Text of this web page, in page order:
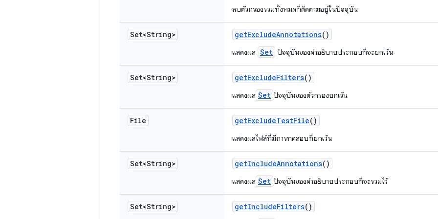
ลบตัวกรองรวมทั้งหมดที่ติดตามอยู่ในปัจจุบัน
Set<String> getExcludeAnnotations()
แสดงผล Set ปัจจุบันของคำอธิบายประกอบที่จะยกเว้น
Set<String> getExcludeFilters()
แสดงผล Set ปัจจุบันของตัวกรองยกเว้น
File getExcludeTestFile()
แสดงผลไฟล์ที่มีการทดสอบที่ยกเว้น
Set<String> getIncludeAnnotations()
แสดงผล Set ปัจจุบันของคำอธิบายประกอบที่จะรวมไว้
Set<String> getIncludeFilters()